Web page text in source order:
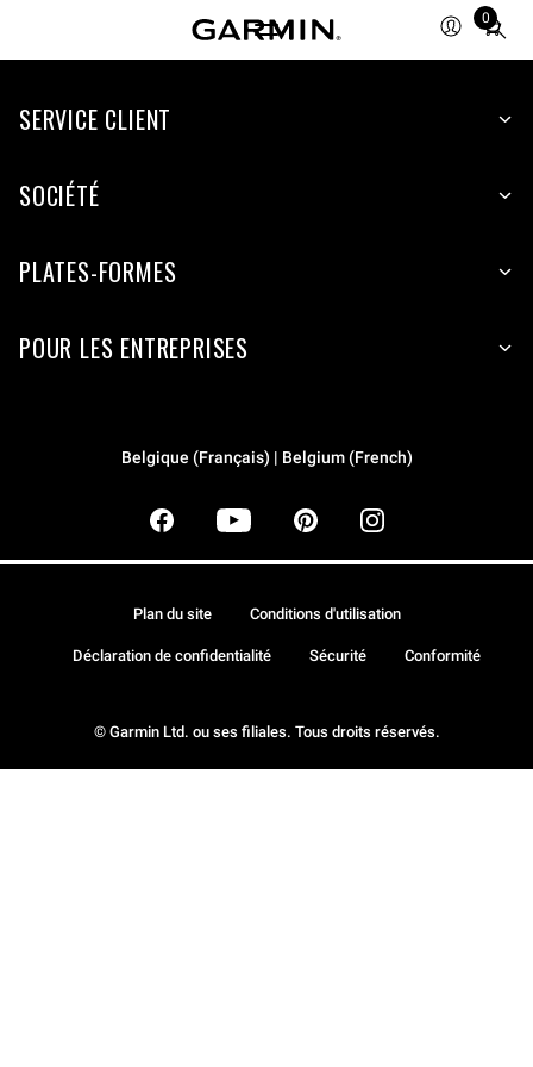
0
Total
items
cart:
SERVICE CLIENT
SOCIÉTÉ
PLATES-FORMES
POUR LES ENTREPRISES
Belgique (Français) | Belgium (French)
© Garmin Ltd. ou ses filiales. Tous droits réservés.
Plan du site Conditions d'utilisation
Déclaration de confidentialité Sécurité Conformité